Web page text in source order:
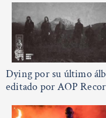
Dying por su último
editado por AOP